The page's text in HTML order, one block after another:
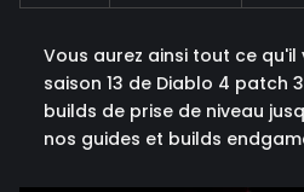
Vous aurez ainsi tout ce
saison 13 de Diablo 4 patch
builds de prise de niveau
nos guides et builds